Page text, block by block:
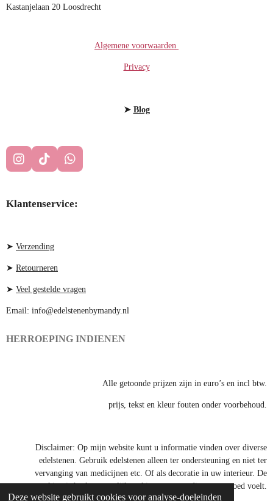
Deze website gebruikt cookies voor analyse-doeleinden
Kastanjelaan 20 Loosdrecht
Algemene voorwaarden
Privacy
➤ Blog
I
A
A
T
O
W
S
Klantenservice:
➤ Verzending
➤ Retourneren
➤ Veel gestelde vragen
Email: info@edelstenenbymandy.nl
HERROEPING INDIENEN
Alle getoonde prijzen zijn in euro’s en incl btw.
prijs, tekst en kleur fouten onder voorbehoud.
Disclaimer: Op mijn website kunt u informatie vinden over diverse
edelstenen. Gebruik edelstenen alleen ter ondersteuning en niet ter
vervanging van medicijnen etc. Of als decoratie in uw interieur. De
werking is heel persoonlijk en kies een steen die voor u goed voelt.
© 2023 - 2025 EdelstenenByMandy